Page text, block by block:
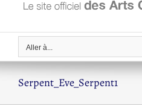
Aller à...
Serpent_Eve_Serpent1